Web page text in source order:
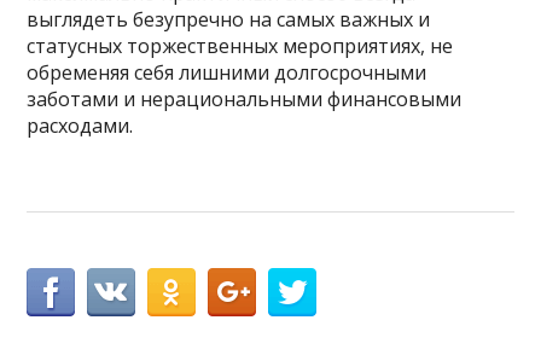
выглядеть безупречно на самых важных и
статусных торжественных мероприятиях, не
обременяя себя лишними долгосрочными
заботами и нерациональными финансовыми
расходами.